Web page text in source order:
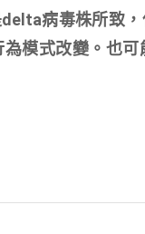
病毒株所致
模式改變。也